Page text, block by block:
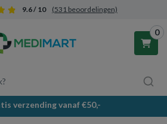
9.6 / 10 (531 beoordelingen)
0
verzending vanaf €50,-